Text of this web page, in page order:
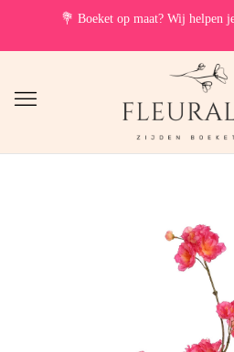
💐 Boeket op maat? Wij helpen